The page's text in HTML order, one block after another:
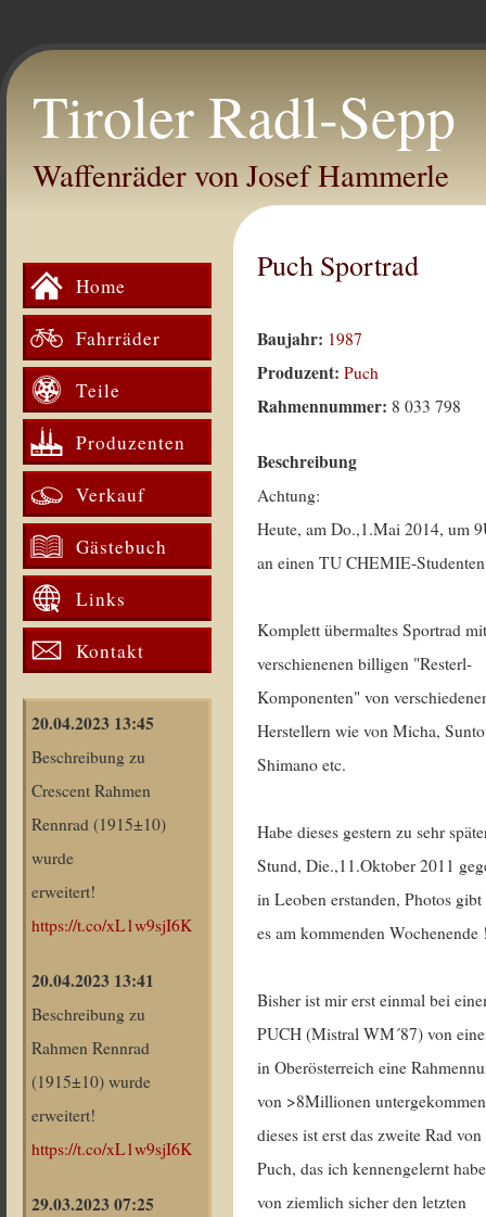
Tiroler Radl-Sepp
Waffenräder von Josef Hammerle
Home
Fahrräder
Teile
Produzenten
Verkauf
Gästebuch
Links
Kontakt
20.04.2023 13:45
Beschreibung zu
Crescent Rahmen
Rennrad (1915±10)
wurde
erweitert!
https://t.co/xL1w9sjI6K
20.04.2023 13:41
Beschreibung zu
Rahmen Rennrad
(1915±10) wurde
erweitert!
https://t.co/xL1w9sjI6K
29.03.2023 07:25
Puch Sportrad
Baujahr: 1987
Produzent:Puch
Rahmennummer: 8 033 798
Beschreibung
Achtung:
Heute, am Do.,1.Mai 2014, um
an einen TU CHEMIE-
Komplett übermaltes Sportrad
verschienenen billigen "Resterl-
Komponenten" von
Herstellern wie von Micha,
Shimano etc.
Habe dieses gestern zu sehr
Stund, Die.,11.Oktober 2011
in Leoben erstanden, Photos gibt
es am kommenden Wochenende
Bisher ist mir erst einmal bei
PUCH (Mistral WM´87) von
in Oberösterreich eine
von >8Millionen
dieses ist erst das zweite Rad von
Puch, das ich kennengelernt
von ziemlich sicher den letzten